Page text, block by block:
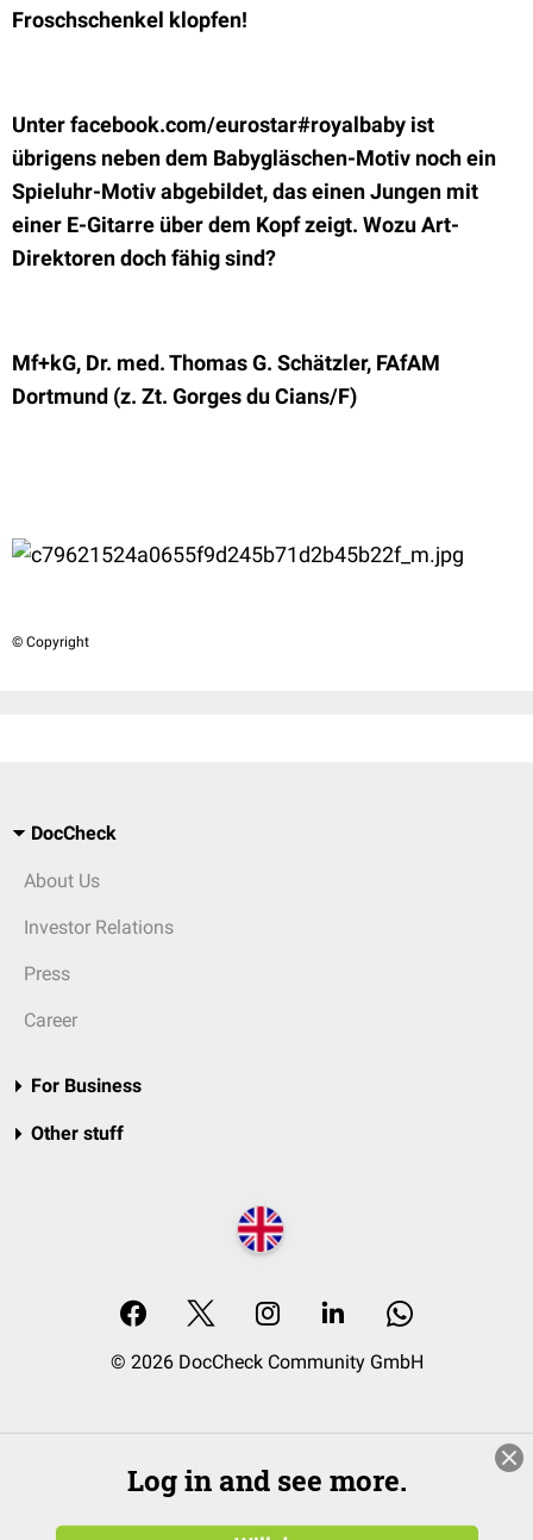
Froschschenkel klopfen!
Unter facebook.com/eurostar#royalbaby ist
übrigens neben dem Babygläschen-Motiv noch ein
Spieluhr-Motiv abgebildet, das einen Jungen mit
einer E-Gitarre über dem Kopf zeigt. Wozu Art-
Direktoren doch fähig sind?
Mf+kG, Dr. med. Thomas G. Schätzler, FAfAM
Dortmund (z. Zt. Gorges du Cians/F)
© Copyright
DocCheck
About Us
Investor Relations
Press
Career
For Business
Other stuff
© 2026 DocCheck Community GmbH
Log in and see more.